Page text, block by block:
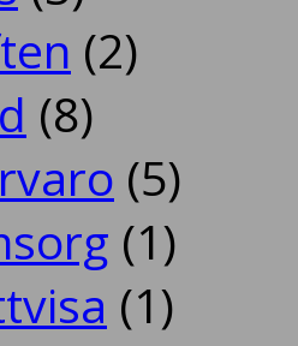
(2)
(8)
(5)
(1)
(1)